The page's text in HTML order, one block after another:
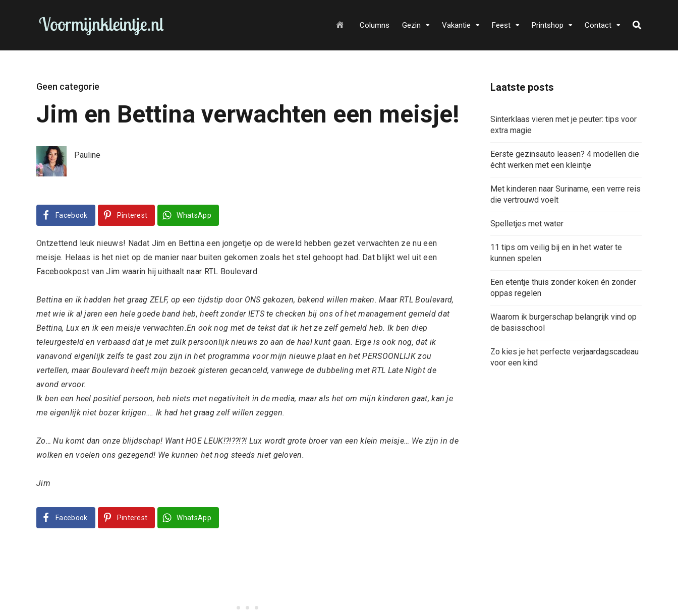
m
Columns Gezin Vakantie Feest Printshop Contact
Geen categorie
Jim en Bettina verwachten een meisje!
Pauline
Facebook Pinterest WhatsApp
Ontzettend leuk nieuws! Nadat Jim en Bettina een jongetje op de wereld hebben gezet verwachten ze nu een
meisje. Helaas is het niet op de manier naar buiten gekomen zoals het stel gehoopt had. Dat blijkt wel uit een
Facebookpostvan Jim waarin hij uithaalt naar RTL Boulevard.
Bettina en ik hadden het graag ZELF, op een tijdstip door ONS gekozen, bekend willen maken. Maar RTL Boulevard,
met wie ik al jaren een hele goede band heb, heeft zonder IETS te checken bij ons of het management gemeld dat
Bettina, Lux en ik een meisje verwachten.En ook nog met de tekst dat ik het ze zelf gemeld heb. Ik ben diep
teleurgesteld en verbaasd dat je met zulk persoonlijk nieuws zo aan de haal kunt gaan. Erge is ook nog, dat ik
vanavond eigenlijk zelfs te gast zou zijn in het programma voor mijn nieuwe plaat en het PERSOONLIJK zou
vertellen, maar Boulevard heeft mijn bezoek gisteren gecanceld, vanwege de dubbeling met RTL Late Night de
avond ervoor.
Ik ben een heel positief persoon, heb niets met negativiteit in de media, maar als het om mijn kinderen gaat, kan je
me eigenlijk niet bozer krijgen…. Ik had het graag zelf willen zeggen.
Zo… Nu komt dan onze blijdschap! Want HOE LEUK!?!??!?! Lux wordt grote broer van een klein meisje… We zijn in de
wolken en voelen ons gezegend! We kunnen het nog steeds niet geloven.
Jim
Facebook Pinterest WhatsApp
Laatste posts
Sinterklaas vieren met je peuter: tips voor
extra magie
Eerste gezinsauto leasen? 4 modellen die
écht werken met een kleintje
Met kinderen naar Suriname, een verre reis
die vertrouwd voelt
Spelletjes met water
11 tips om veilig bij en in het water te
kunnen spelen
Een etentje thuis zonder koken én zonder
oppas regelen
Waarom ik burgerschap belangrijk vind op
de basisschool
Zo kies je het perfecte verjaardagscadeau
voor een kind